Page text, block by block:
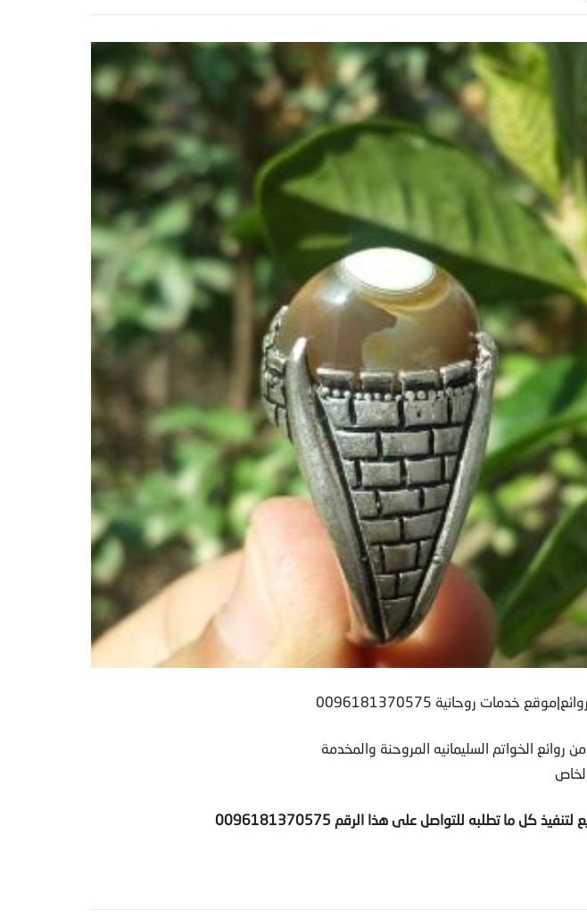
خدمات روحانية 0096181370575
روائع الخواتم السليمانيه المروحنة والمخدمة
كل ما تطلبه للتواصل على هذا الرقم 0096181370575